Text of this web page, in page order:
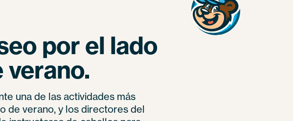
por el lado
verano.
una de las actividades más
de verano, y los directores del